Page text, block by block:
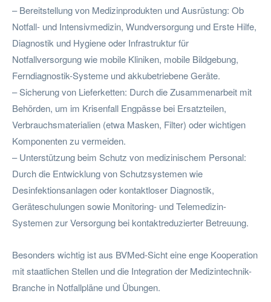
– Bereitstellung von Medizinprodukten und Ausrüstung: Ob
Notfall- und Intensivmedizin, Wundversorgung und Erste Hilfe,
Diagnostik und Hygiene oder Infrastruktur für
Notfallversorgung wie mobile Kliniken, mobile Bildgebung,
Ferndiagnostik-Systeme und akkubetriebene Geräte.
– Sicherung von Lieferketten: Durch die Zusammenarbeit mit
Behörden, um im Krisenfall Engpässe bei Ersatzteilen,
Verbrauchsmaterialien (etwa Masken, Filter) oder wichtigen
Komponenten zu vermeiden.
– Unterstützung beim Schutz von medizinischem Personal:
Durch die Entwicklung von Schutzsystemen wie
Desinfektionsanlagen oder kontaktloser Diagnostik,
Geräteschulungen sowie Monitoring- und Telemedizin-
Systemen zur Versorgung bei kontaktreduzierter Betreuung.
Besonders wichtig ist aus BVMed-Sicht eine enge Kooperation
mit staatlichen Stellen und die Integration der Medizintechnik-
Branche in Notfallpläne und Übungen.